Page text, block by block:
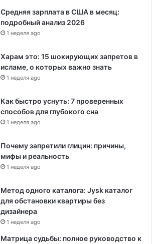
Средняя зарплата в США в месяц:
подробный анализ 2026
1 неделя ago
Харам это: 15 шокирующих запретов в
исламе, о которых важно знать
1 неделя ago
Как быстро уснуть: 7 проверенных
способов для глубокого сна
1 неделя ago
Почему запретили глицин: причины,
мифы и реальность
1 неделя ago
Метод одного каталога: Jysk каталог
для обстановки квартиры без
дизайнера
1 неделя ago
Матрица судьбы: полное руководство к